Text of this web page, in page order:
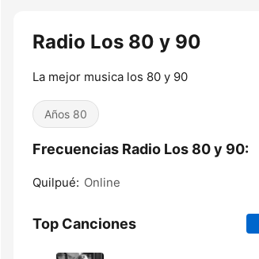
Radio Los 80 y 90
La mejor musica los 80 y 90
Años 80
Frecuencias Radio Los 80 y 90:
Quilpué: Online
Top Canciones